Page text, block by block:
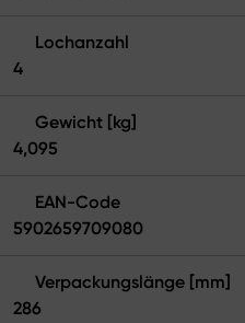
Lochanzahl
4
Gewicht [kg]
4,095
EAN-Code
5902659709080
Verpackungslänge [mm]
286